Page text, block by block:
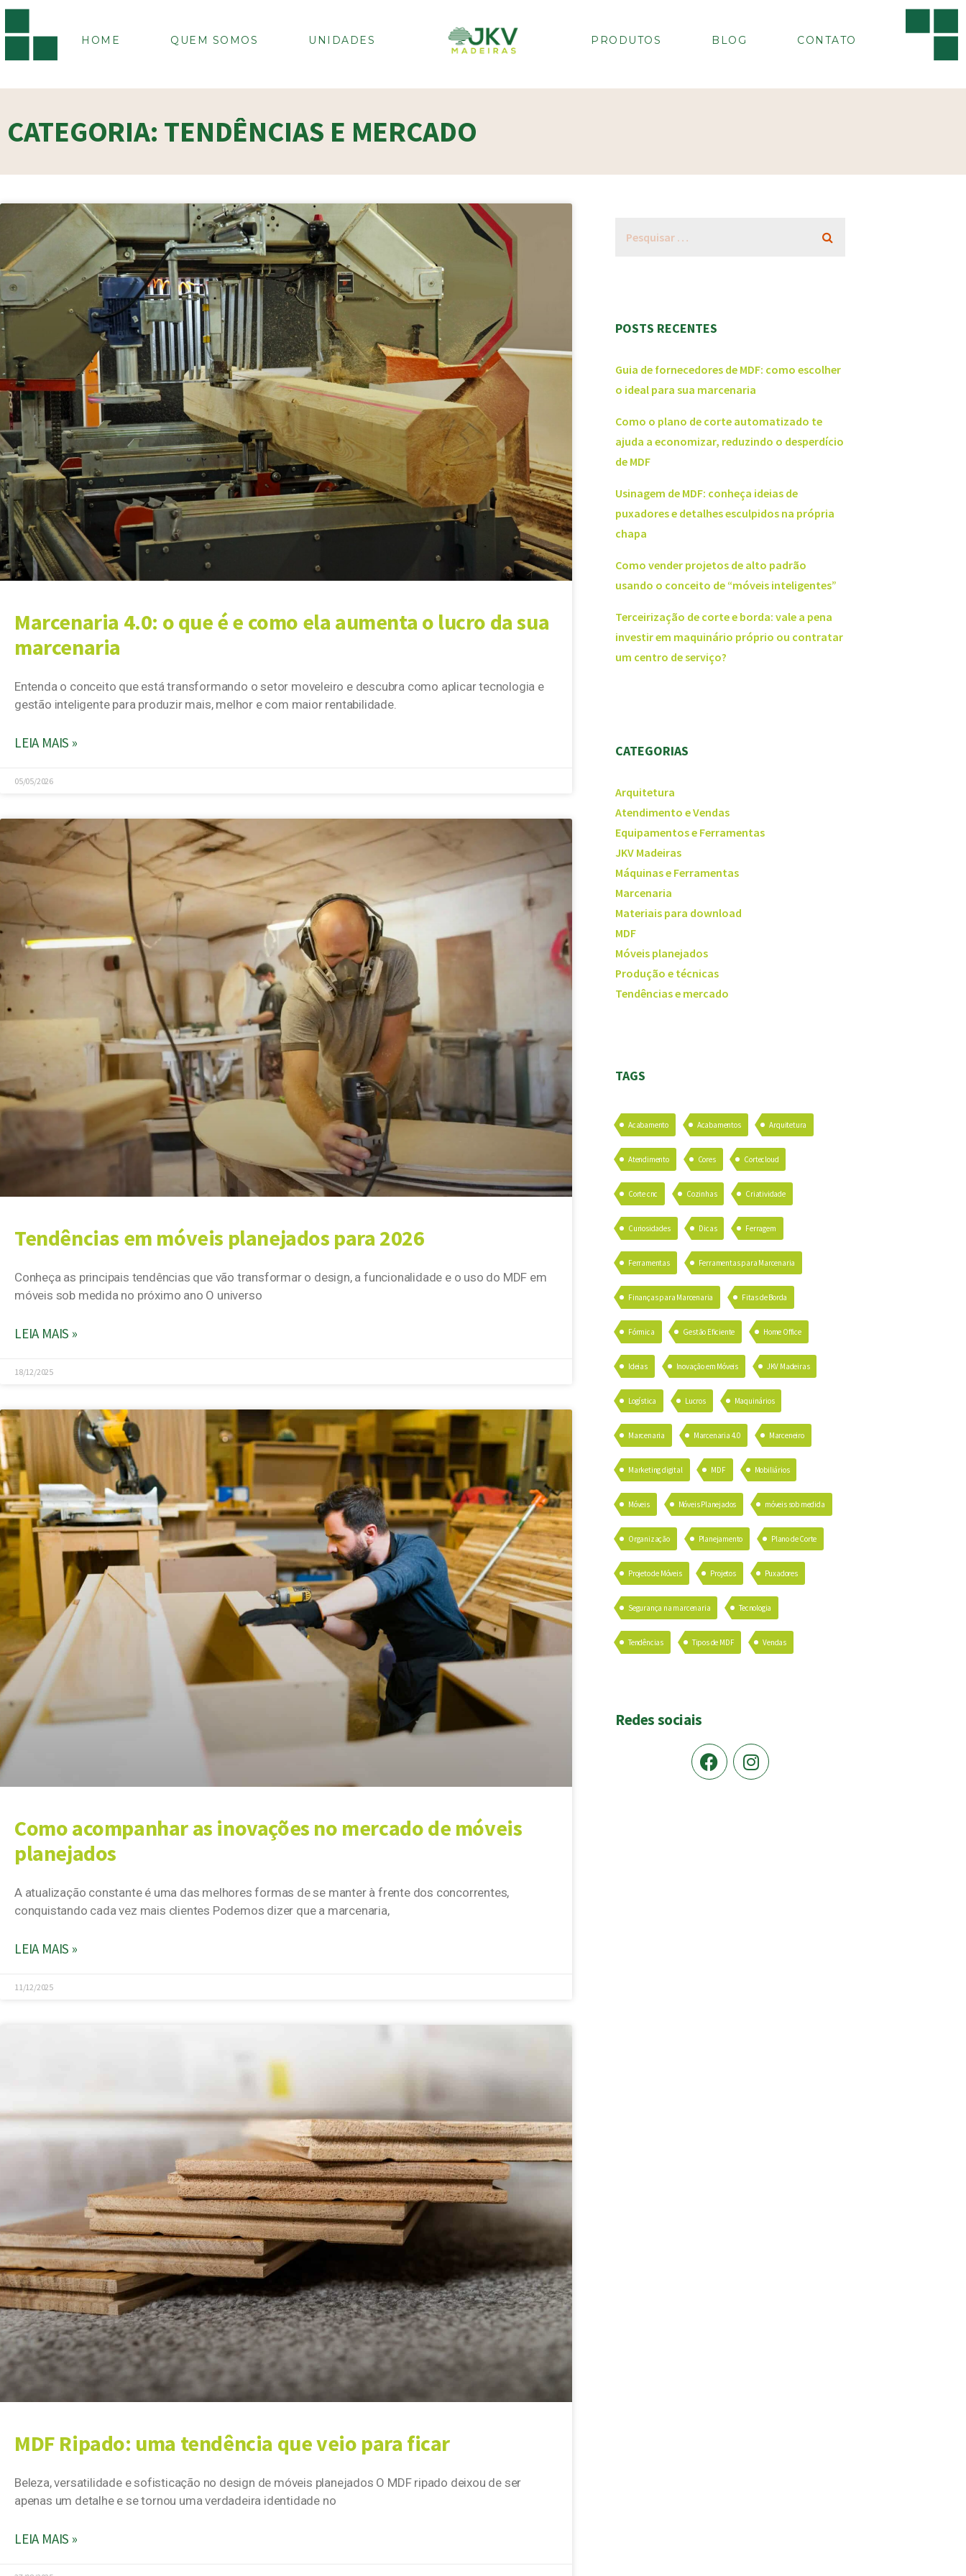
HOME QUEM SOMOS UNIDADES PRODUTOS BLOG CONTATO
CATEGORIA: TENDÊNCIAS E MERCADO
Marcenaria 4.0: o que é e como ela aumenta o lucro da sua
marcenaria
Entenda o conceito que está transformando o setor moveleiro e descubra como aplicar tecnologia e
gestão inteligente para produzir mais, melhor e com maior rentabilidade.
LEIA MAIS »
05/05/2026
Tendências em móveis planejados para 2026
Conheça as principais tendências que vão transformar o design, a funcionalidade e o uso do MDF em
móveis sob medida no próximo ano O universo
LEIA MAIS »
18/12/2025
Como acompanhar as inovações no mercado de móveis
planejados
A atualização constante é uma das melhores formas de se manter à frente dos concorrentes,
conquistando cada vez mais clientes Podemos dizer que a marcenaria,
LEIA MAIS »
11/12/2025
MDF Ripado: uma tendência que veio para ficar
Beleza, versatilidade e sofisticação no design de móveis planejados O MDF ripado deixou de ser
apenas um detalhe e se tornou uma verdadeira identidade no
LEIA MAIS »
POSTS RECENTES
Guia de fornecedores de MDF: como escolher
o ideal para sua marcenaria
Como o plano de corte automatizado te
ajuda a economizar, reduzindo o desperdício
de MDF
Usinagem de MDF: conheça ideias de
puxadores e detalhes esculpidos na própria
chapa
Como vender projetos de alto padrão
usando o conceito de “móveis inteligentes”
Terceirização de corte e borda: vale a pena
investir em maquinário próprio ou contratar
um centro de serviço?
CATEGORIAS
Arquitetura
Atendimento e Vendas
Equipamentos e Ferramentas
JKV Madeiras
Máquinas e Ferramentas
Marcenaria
Materiais para download
MDF
Móveis planejados
Produção e técnicas
Tendências e mercado
TAGS
Acabamento Acabamentos Arquitetura
Atendimento Cores Cortecloud
Corte cnc Cozinhas Criatividade
Curiosidades Dicas Ferragem
Ferramentas Ferramentas para Marcenaria
Finanças para Marcenaria Fitas de Borda
Fórmica Gestão Eficiente Home Office
Ideias Inovação em Móveis JKV Madeiras
Logística Lucros Maquinários
Marcenaria Marcenaria 4.0 Marceneiro
Marketing digital MDF Mobiliários
Móveis Móveis Planejados móveis sob medida
Organização Planejamento Plano de Corte
Projeto de Móveis Projetos Puxadores
Segurança na marcenaria Tecnologia
Tendências Tipos de MDF Vendas
Redes sociais